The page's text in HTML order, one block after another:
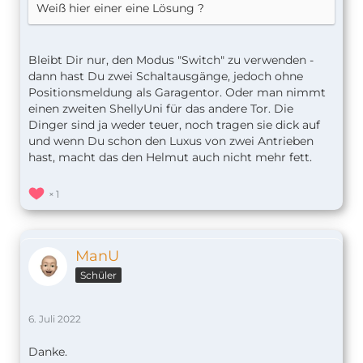
Weiß hier einer eine Lösung ?
Bleibt Dir nur, den Modus "Switch" zu verwenden -
dann hast Du zwei Schaltausgänge, jedoch ohne
Positionsmeldung als Garagentor. Oder man nimmt
einen zweiten ShellyUni für das andere Tor. Die
Dinger sind ja weder teuer, noch tragen sie dick auf
und wenn Du schon den Luxus von zwei Antrieben
hast, macht das den Helmut auch nicht mehr fett.
1
ManU
Schüler
6. Juli 2022
Danke.